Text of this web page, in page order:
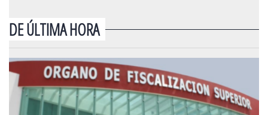
DE ÚLTIMA HORA